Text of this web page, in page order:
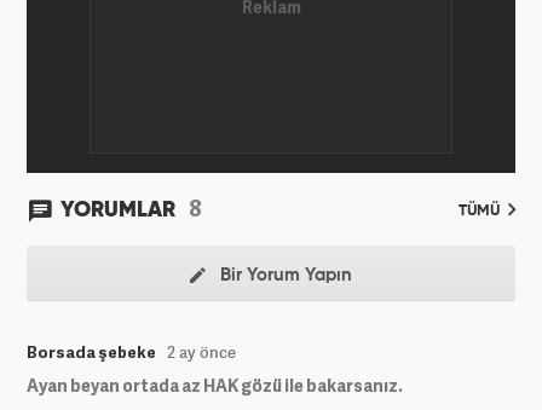
YORUMLAR 8 TÜMÜ
Bir Yorum Yapın
Borsada şebeke 2 ay önce
Ayan beyan ortada az HAK gözü ile bakarsanız.